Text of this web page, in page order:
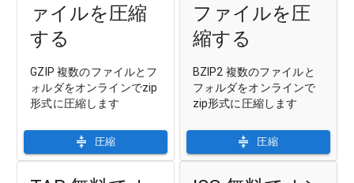
ァイルを圧縮
する
GZIP 複数のファイルとフ
ォルダをオンラインでzip
形式に圧縮します
圧縮
ファイルを圧
縮する
BZIP2 複数のファイルと
フォルダをオンラインで
zip形式に圧縮します
圧縮